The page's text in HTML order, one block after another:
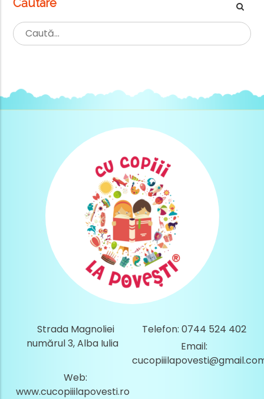
Căutare
Strada Magnoliei
numărul 3, Alba Iulia
Telefon: 0744 524 402
Email:
Web:
www.cucopiiilapovesti.ro